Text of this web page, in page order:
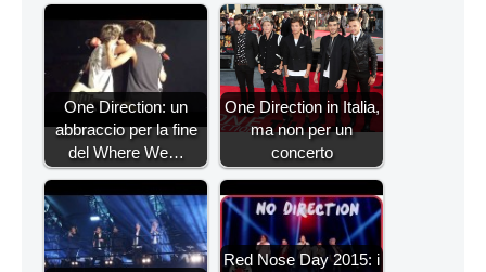
One Direction: un
abbraccio per la fine
del Where We…
One Direction in Italia,
ma non per un
concerto
Red Nose Day 2015: i